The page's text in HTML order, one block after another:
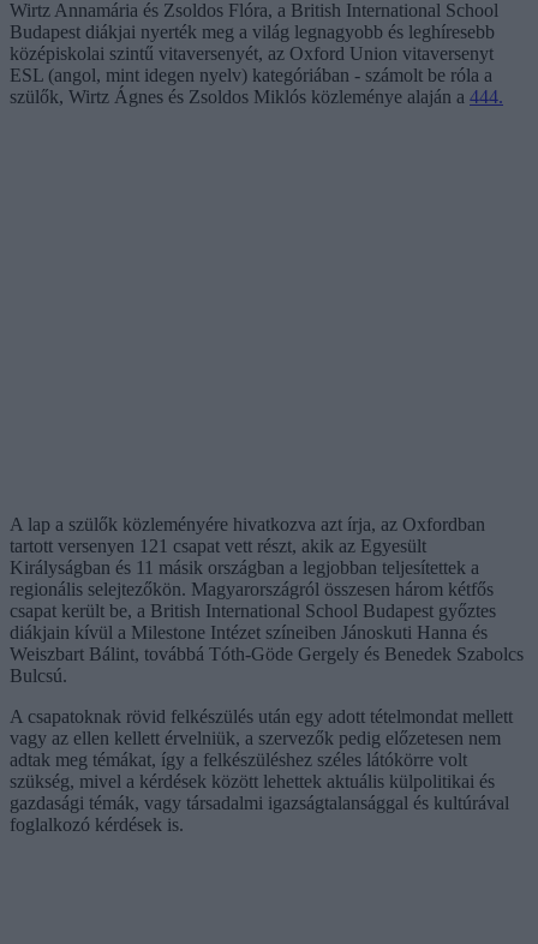
Wirtz Annamária és Zsoldos Flóra, a British International School
Budapest diákjai nyerték meg a világ legnagyobb és leghíresebb
középiskolai szintű vitaversenyét, az Oxford Union vitaversenyt
ESL (angol, mint idegen nyelv) kategóriában - számolt be róla a
szülők, Wirtz Ágnes és Zsoldos Miklós közleménye alaján a 444.
A lap a szülők közleményére hivatkozva azt írja, az Oxfordban
tartott versenyen 121 csapat vett részt, akik az Egyesült
Királyságban és 11 másik országban a legjobban teljesítettek a
regionális selejtezőkön. Magyarországról összesen három kétfős
csapat került be, a British International School Budapest győztes
diákjain kívül a Milestone Intézet színeiben Jánoskuti Hanna és
Weiszbart Bálint, továbbá Tóth-Göde Gergely és Benedek Szabolcs
Bulcsú.
A csapatoknak rövid felkészülés után egy adott tételmondat mellett
vagy az ellen kellett érvelniük, a szervezők pedig előzetesen nem
adtak meg témákat, így a felkészüléshez széles látókörre volt
szükség, mivel a kérdések között lehettek aktuális külpolitikai és
gazdasági témák, vagy társadalmi igazságtalansággal és kultúrával
foglalkozó kérdések is.